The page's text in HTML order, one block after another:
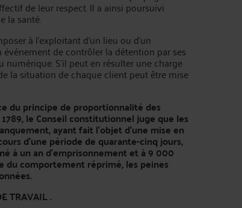
de leur respect. Il a ainsi poursuivi
la santé.
à l'exploitant d'un lieu ou d'un
de contrôler la détention par ses
numérique. S'il peut en résulter une charge
la situation de chaque client peut être mise
du principe de proportionnalité des
le Conseil constitutionnel juge que les
ayant fait l'objet d'une mise en
d'une période de quarante-cinq jours,
à un an d'emprisonnement et à 9 000
du comportement réprimé, les peines
TRAVAIL .